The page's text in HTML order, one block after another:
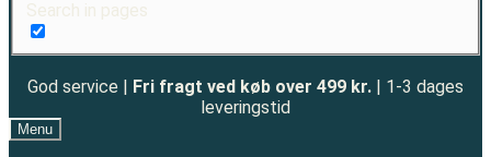
Search in pages
God service | Fri fragt ved køb over 499 kr. | 1-3 dages
leveringstid
Menu